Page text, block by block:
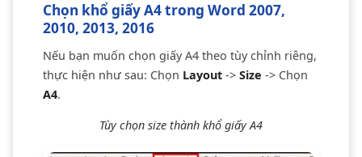
Chọn khổ giấy A4 trong Word 2007,
2010, 2013, 2016
Nếu bạn muốn chọn giấy A4 theo tùy chỉnh riêng,
thực hiện như sau: Chọn Layout -> Size -> Chọn
A4.
Tùy chọn size thành khổ giấy A4